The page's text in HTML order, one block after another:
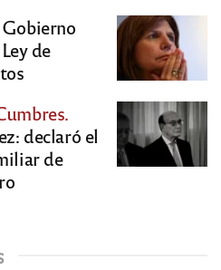
Gobierno
de
declaró el
de